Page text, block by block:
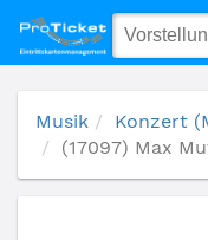
(17097) Max Mutzke &
Musik Konzert
(17097) Max